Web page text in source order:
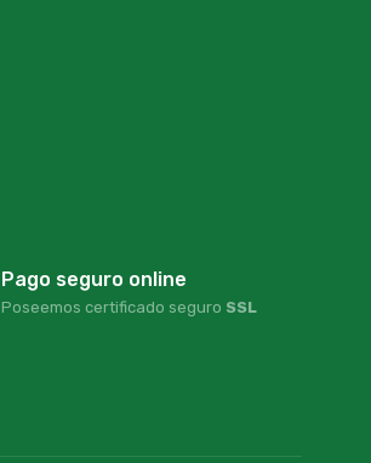
Pago seguro online
Poseemos certificado seguro SSL